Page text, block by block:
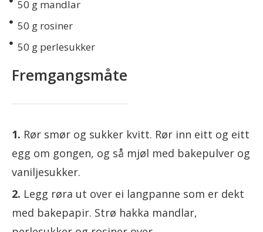
50 g mandlar
50 g rosiner
50 g perlesukker
Fremgangsmåte
Rør smør og sukker kvitt. Rør inn eitt og eitt
egg om gongen, og så mjøl med bakepulver og
vaniljesukker.
Legg røra ut over ei langpanne som er dekt
med bakepapir. Strø hakka mandlar,